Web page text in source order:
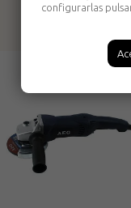
configurarlas